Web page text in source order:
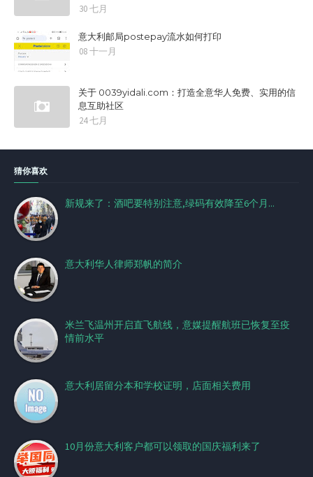
30 七月
意大利邮局postepay流水如何打印
08 十一月
关于 0039yidali.com：打造全意华人免费、实用的信
息互助社区
24 七月
猜你喜欢
新规来了：酒吧要特别注意,绿码有效降至6个月...
意大利华人律师郑帆的简介
米兰飞温州开启直飞航线，意媒提醒航班已恢复至疫
情前水平
意大利居留分本和学校证明，店面相关费用
10月份意大利客户都可以领取的国庆福利来了